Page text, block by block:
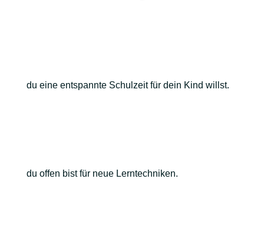
du eine entspannte Schulzeit für dein Kind willst.
du offen bist für neue Lerntechniken.